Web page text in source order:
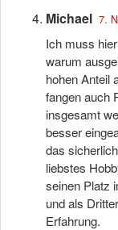
Michael 7.
Ich muss
warum
hohen Anteil
fangen auch
insgesamt
besser
das
liebstes
seinen Platz
und als
Erfahrung.